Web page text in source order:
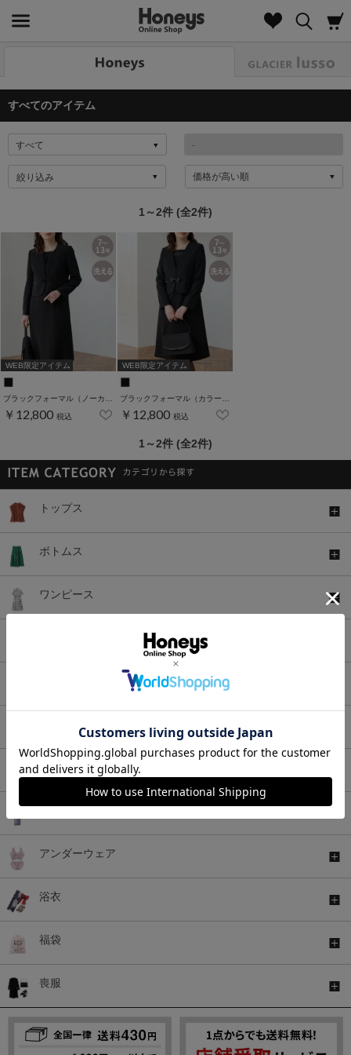
すべてのアイテム
絞り込み
1～2件 (全2件)
WEB限定アイテム
￥12,800 税込
WEB限定アイテム
￥12,800 税込
1～2件 (全2件)
トップス
ボトムス
ワンピース
シューズ
ファッショングッズ
アンダーウェア
浴衣
福袋
喪服